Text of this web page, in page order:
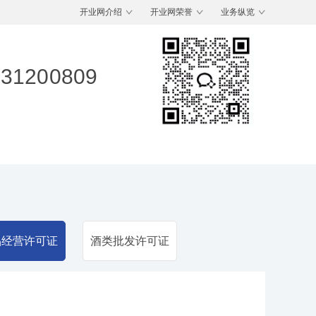
开业网介绍 开业网荣誉 业务纵览
营许可证 酒类批发许可证